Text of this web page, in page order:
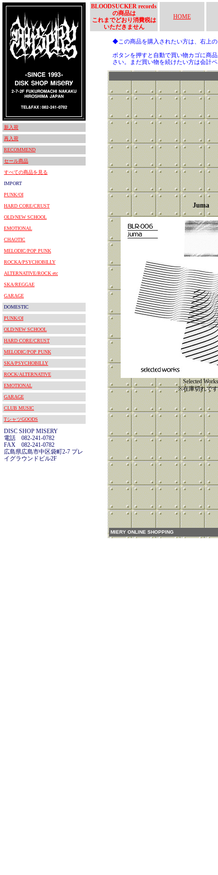
新入荷
再入荷
RECOMMEND
セール商品
すべての商品を見る
IMPORT
PUNK/OI
HARD CORE/CRUST
OLD/NEW SCHOOL
EMOTIONAL
CHAOTIC
MELODIC/POP PUNK
ROCKA/PSYCHOBILLY
ALTERNATIVE/ROCK etc
SKA/REGGAE
GARAGE
DOMESTIC
PUNK/OI
OLD/NEW SCHOOL
HARD CORE/CRUST
MELODIC/POP PUNK
SKA/PSYCHOBILLY
ROCK/ALTERNATIVE
EMOTIONAL
GARAGE
CLUB MUSIC
TシャツGOODS
DISC SHOP MISERY
電話 082-241-0782
FAX 082-241-0782
広島県広島市中区袋町2-7 プレ
イグラウンドビル2F
BLOODSUCKER records
の商品は
これまでどおり消費税は
いただきません
HOME
◆この商品を購入されたい方は、右上
ボタンを押すと自動で買い物カゴに商
さい。まだ買い物を続けたい方は会計
Juma
Selected Works
※在庫切れで
MIERY ONLINE SHOPPING